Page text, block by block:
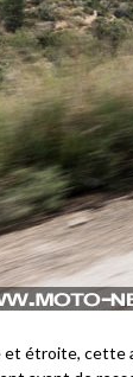
et étroite, cette